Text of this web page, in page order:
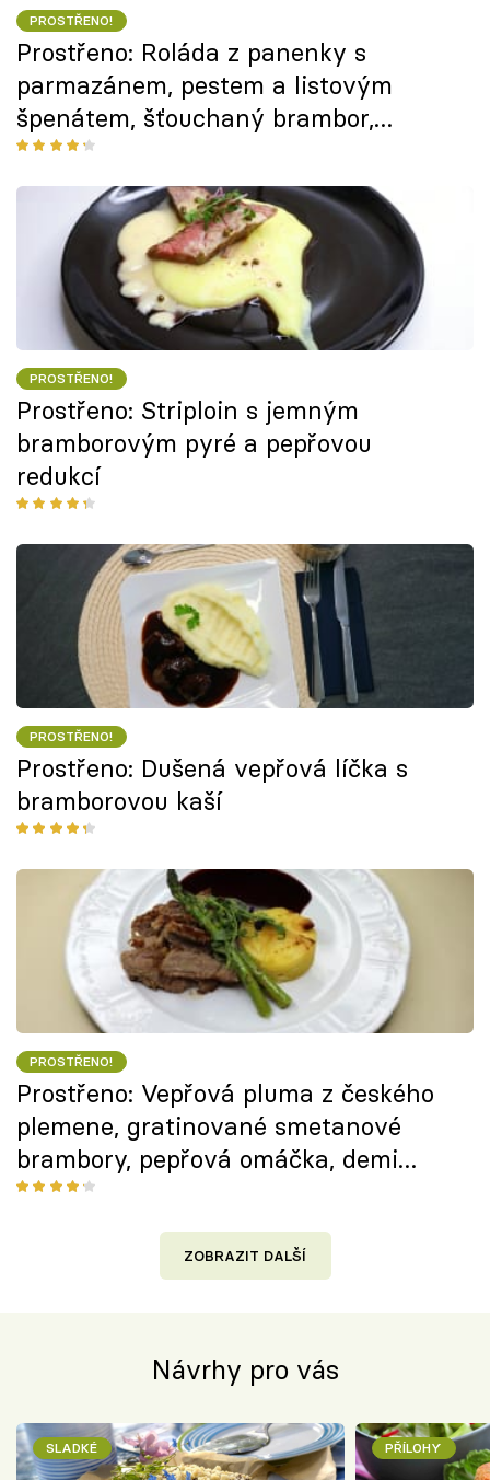
PROSTŘENO!
Prostřeno: Roláda z panenky s
parmazánem, pestem a listovým
špenátem, šťouchaný brambor,
bramborová sláma
PROSTŘENO!
Prostřeno: Striploin s jemným
bramborovým pyré a pepřovou
redukcí
PROSTŘENO!
Prostřeno: Dušená vepřová líčka s
bramborovou kaší
PROSTŘENO!
Prostřeno: Vepřová pluma z českého
plemene, gratinované smetanové
brambory, pepřová omáčka, demi
glace s portským vínem
ZOBRAZIT DALŠÍ
Návrhy pro vás
SLADKÉ PŘÍLOHY